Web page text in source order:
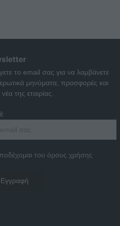
το email σας για να λαμβάνετε
μηνύματα, προσφορές και
της εταιρίας.
του όρους χρήσης